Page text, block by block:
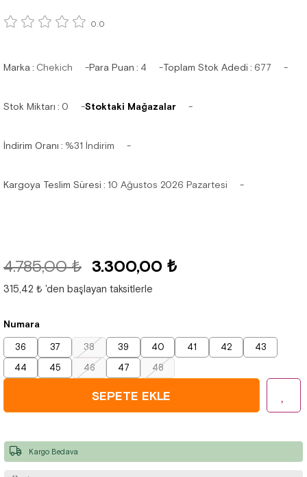
0.0
Marka: Chekich Para Puan : 4 Toplam Stok Adedi : 677
Stok Miktarı : 0 Stoktaki Mağazalar
İndirim Oranı : %31 İndirim
Kargoya Teslim Süresi : 10 Ağustos 2026 Pazartesi
4.785,00 ₺ 3.300,00 ₺
315,42 ₺ 'den başlayan taksitlerle
Numara
36 37 38 39 40 41 42
43
44
45 46 47 48
Kargo Bedava